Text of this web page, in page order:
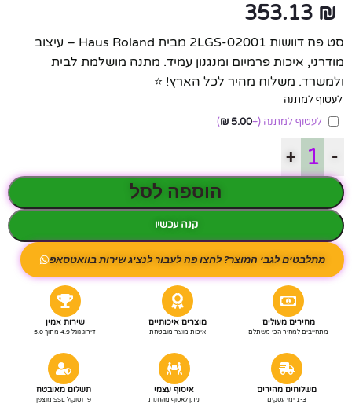
353.13 ₪
סט פח דוושות 2LGS-02001 מבית Haus Roland – עיצוב
מודרני, איכות פרמיום ומנגנון עמיד. מתנה מושלמת לבית
ולמשרד. משלוח מהיר לכל הארץ! ⭐
לעטוף למתנה
לעטוף למתנה (+
5.00
₪
)
-
+
הוספה לסל
קנה עכשיו
מתלבטים לגבי המוצר? לחצו פה לעבור לנציג שירות בוואטסאפ
מחירים מעולים
מתחייבים למחיר הכי משתלם
מוצרים איכותיים
איכות מוצר מובטחת
שירות אמין
דירוג גוגל 4.9 מתוך 5.0
משלוחים מהירים
1-3 ימי עסקים
איסוף עצמי
ניתן לאסוף מהחנות
תשלום מאובטח
פרוטוקול SSL מוצפן